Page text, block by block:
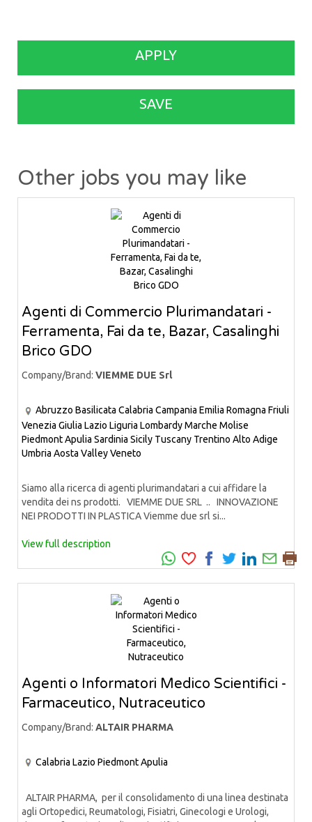
APPLY
SAVE
Other jobs you may like
Agenti di Commercio Plurimandatari -
Ferramenta, Fai da te, Bazar, Casalinghi
Brico GDO
Company/Brand: VIEMME DUE Srl
Abruzzo Basilicata Calabria Campania Emilia Romagna Friuli
Venezia Giulia Lazio Liguria LombardyMarche Molise
PiedmontApulia Sardinia Sicily Tuscany Trentino Alto Adige
Umbria Aosta ValleyVeneto
Siamo alla ricerca di agenti plurimandatari a cui affidare la
vendita dei ns prodotti. VIEMME DUE SRL .. INNOVAZIONE
NEI PRODOTTI IN PLASTICA Viemme due srl si...
View full description
Agenti o Informatori Medico Scientifici -
Farmaceutico, Nutraceutico
Company/Brand: ALTAIR PHARMA
Calabria Lazio PiedmontApulia
ALTAIR PHARMA, per il consolidamento di una linea destinata
agli Ortopedici, Reumatologi, Fisiatri, Ginecologi e Urologi,